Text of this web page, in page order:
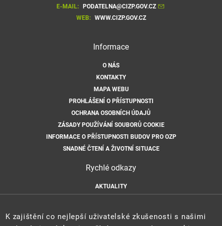
E-MAIL: PODATELNA@CIZP.GOV.CZ
WEB: WWW.CIZP.GOV.CZ
Informace
O NÁS
KONTAKTY
MAPA WEBU
PROHLÁŠENÍ O PŘÍSTUPNOSTI
OCHRANA OSOBNÍCH ÚDAJŮ
ZÁSADY POUŽÍVÁNÍ SOUBORŮ COOKIE
INFORMACE O PŘÍSTUPNOSTI BUDOV PRO OZP
SNADNÉ ČTENÍ A ŽIVOTNÍ SITUACE
Rychlé odkazy
AKTUALITY
K zajištění co nejlepší uživatelské zkušenosti s našimi